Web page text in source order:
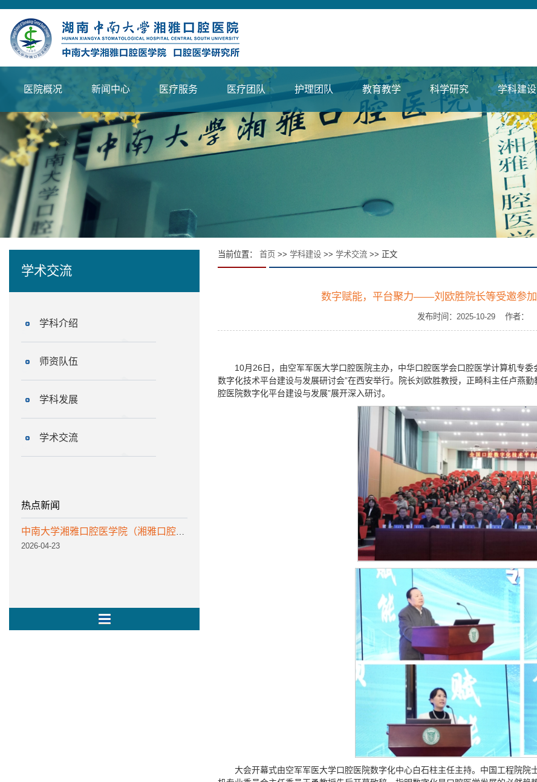
医院概况 新闻中心 医疗服务 医疗团队 护理团队 教育教学 科学研究 学科建设
学术交流
学科介绍
师资队伍
学科发展
学术交流
热点新闻
2026-04-23
当前位置： 首页 >> 学科建设 >> 学术交流 >> 正文
数字赋能，平台聚力——刘欧胜院长等受邀参
发布时间：2025-10-29 作者
10月26日，由空军军医大学口腔医院主办，中华口腔医学会口腔医学计算机专
数字化技术平台建设与发展研讨会”在西安举行。院长刘欧胜教授，正畸科主任卢燕
腔医院数字化平台建设与发展”展开深入研讨。
大会开幕式由空军军医大学口腔医院数字化中心白石柱主任主持。中国工程院